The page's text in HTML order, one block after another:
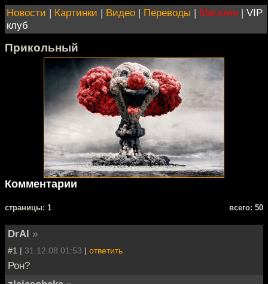
Новости | Картинки | Видео | Переводы | Магазин | VIP
клуб
Прикольный
Комментарии
cтраницы: 1 всего: 50
DrAl »
#1 | 31.12.08 01:53 | ответить
Рон?